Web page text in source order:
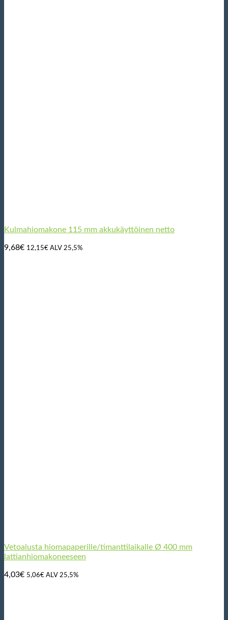
Kulmahiomakone 115 mm akkukäyttöinen netto
9,68€ 12,15€ ALV 25,5%
Vetoalusta hiomapaperille/timanttilaikalle Ø 400 mm
lattianhiomakoneeseen
4,03€ 5,06€ ALV 25,5%